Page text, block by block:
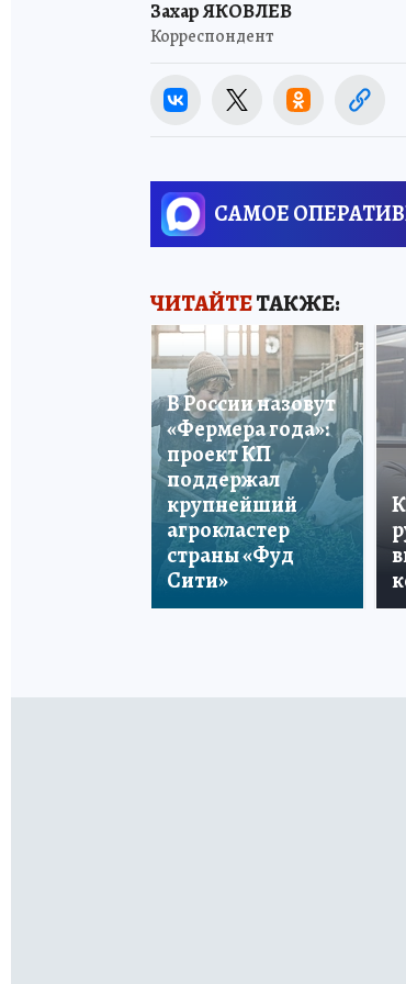
Захар ЯКОВЛЕВ
Корреспондент
САМОЕ
ЧИТАЙТЕТАКЖЕ:
В России назовут
«Фермера года»:
проект КП
поддержал
крупнейший
агрокластер
страны «Фуд
Сити»